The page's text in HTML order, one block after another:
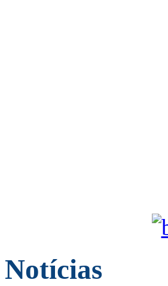
Notícias